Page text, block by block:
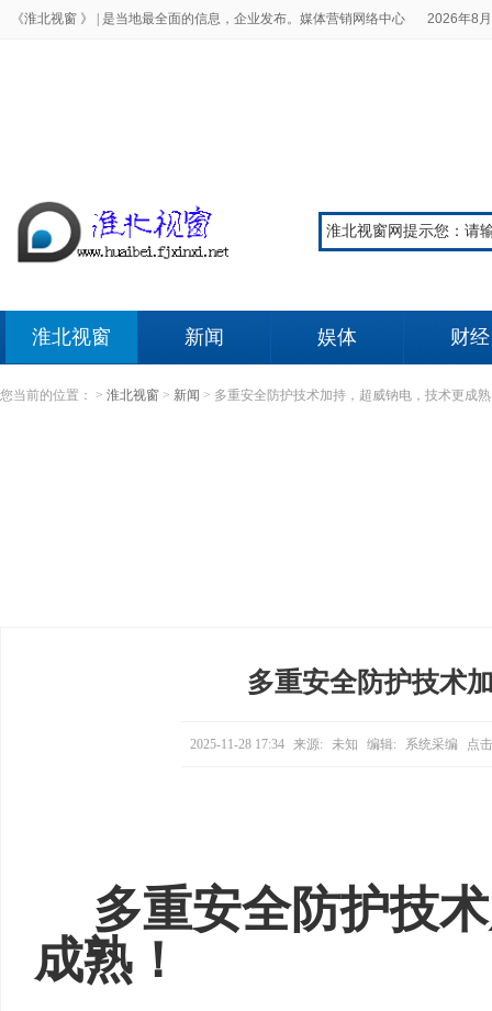
《淮北视窗 》 | 是当地最全面的信息，企业发布。媒体营销网络中心 2026年8
淮北视窗 新闻 娱体 财经
您当前的位置： > 淮北视窗 > 新闻 > 多重安全防护技术加持，超威钠电，技术更成
多重安全防护技术
2025-11-28 17:34 来源: 未知 编辑: 系统采编 点
多重安全防护技
成熟！